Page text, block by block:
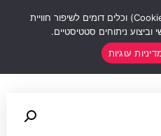
באתר נעשה שימוש בעוגיות (Cookies) וכלים דומים לשיפור חוויית
ניתוחים סטטיסטיים.
עוגיות